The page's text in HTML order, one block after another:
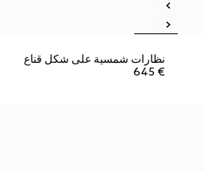
نظارات شمسية على شكل قناع
€ 645